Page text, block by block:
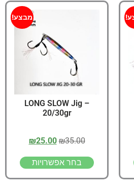
מבצע!
LONG SLOW Jig –
20/30gr
₪35.00
₪25.00
בחר אפשרויות